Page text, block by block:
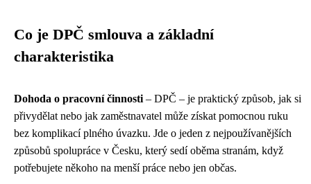
Co je DPČ smlouva a základní
charakteristika
Dohoda o pracovní činnosti – DPČ – je praktický způsob, jak si
přivydělat nebo jak zaměstnavatel může získat pomocnou ruku
bez komplikací plného úvazku. Jde o jeden z nejpoužívanějších
způsobů spolupráce v Česku, který sedí oběma stranám, když
potřebujete někoho na menší práce nebo jen občas.